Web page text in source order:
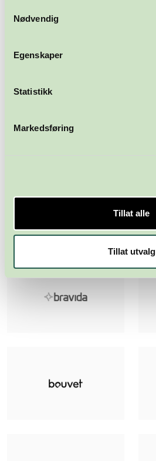
Nødvendig
Egenskaper
Statistikk
Markedsføring
Tillat alle
Tillat utvalg